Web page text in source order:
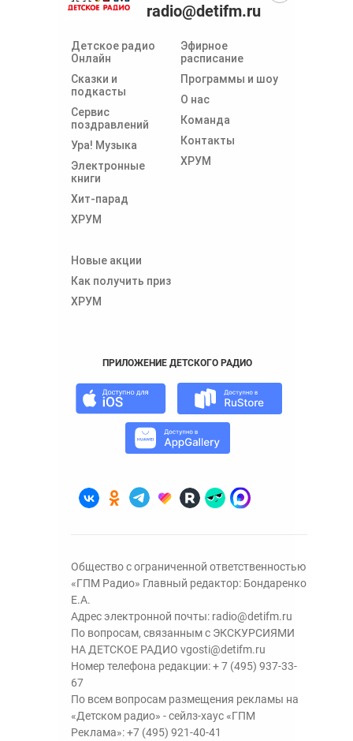
Детское радио
Онлайн
Сказки и
подкасты
Сервис
поздравлений
Ура! Музыка
Электронные
книги
Хит-парад
ХРУМ
Эфирное
расписание
Программы и шоу
О нас
Команда
Контакты
ХРУМ
Новые акции
Как получить приз
ХРУМ
radio@detifm.ru
ПРИЛОЖЕНИЕ ДЕТСКОГО РАДИО
Общество с ограниченной ответственностью
«ГПМ Радио» Главный редактор: Бондаренко
Е.А.
Адрес электронной почты: radio@detifm.ru
По вопросам, связанным с ЭКСКУРСИЯМИ
НА ДЕТСКОЕ РАДИО vgosti@detifm.ru
Номер телефона редакции:+ 7 (495) 937-33-
67
По всем вопросам размещения рекламы на
«Детском радио» - сейлз-хаус «ГПМ
Реклама»:+7 (495) 921-40-41